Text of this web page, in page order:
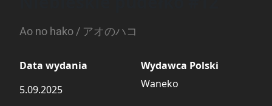
Ao no hako / アオのハコ
Data wydania
5.09.2025
Wydawca Polski
Waneko